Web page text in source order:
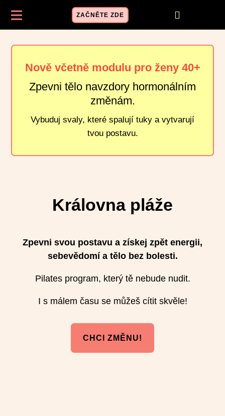
ZAČNĚTE ZDE 
Nově včetně modulu pro ženy 40+
Zpevni tělo navzdory hormonálním
změnám.
Vybuduj svaly, které spalují tuky a vytvarují
tvou postavu.
Královna pláže
Zpevni svou postavu a získej zpět energii,
sebevědomí a tělo bez bolesti.
Pilates program, který tě nebude nudit.
I s málem času se můžeš cítit skvěle!
CHCI ZMĚNU!